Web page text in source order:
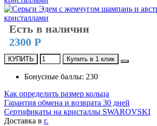
Есть в наличии
2300 Р
КУПИТЬ Купить в 1 клик
Бонусные баллы: 230
Как определить размер кольца
Гарантия обмена и возврата 30 дней
Сертификаты на кристаллы SWAROVSKI
Доставка в г.